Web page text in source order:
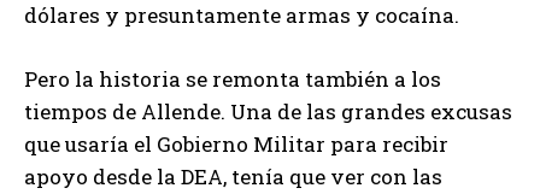
dólares y presuntamente armas y cocaína.
Pero la historia se remonta también a los
tiempos de Allende. Una de las grandes excusas
que usaría el Gobierno Militar para recibir
apoyo desde la DEA, tenía que ver con las